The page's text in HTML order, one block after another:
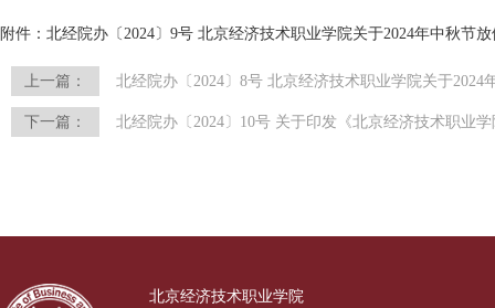
附件： 北经院办〔2024〕9号 北京经济技术职业学院关于2024年中秋节
上一篇： 北经院办〔2024〕8号 北京经济技术职业学院关于2024
下一篇： 北经院办〔2024〕10号 关于印发《北京经济技术职业
北京经济技术职业学院